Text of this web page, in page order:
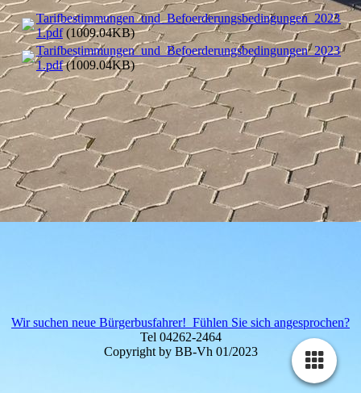
Tarifbestimmungen_und_Befoerderungsbedingungen_2023-
1.pdf(1009.04KB)
Tarifbestimmungen_und_Befoerderungsbedingungen_2023-
1.pdf(1009.04KB)
Wir suchen neue Bürgerbusfahrer! Fühlen Sie sich angesprochen?
Tel 04262-2464
Copyright by BB-Vh 01/2023